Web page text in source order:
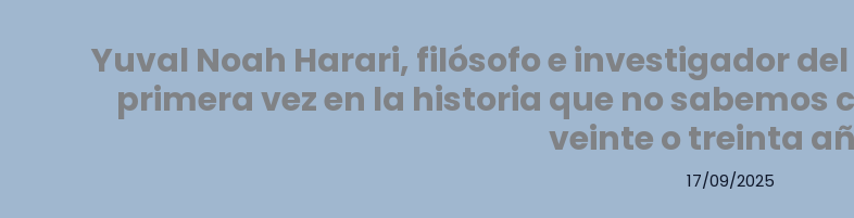
Yuval Noah Harari, filósofo e investigador
primera vez en la historia que no sabemos
veinte o treinta
17/09/2025